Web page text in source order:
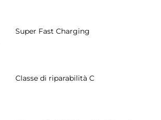
Super Fast Charging
Classe di riparabilità C